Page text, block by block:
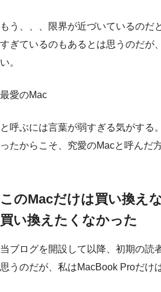
もう、、、限界が近づいているのだ
すぎているのもあるとは思うのだが
い。
最愛のMac
と呼ぶには言葉が弱すぎる気がする
ったからこそ、究愛のMacと呼んだ
このMacだけは買い換え
買い換えたくなかった
当ブログを開設して以降、初期の読
思うのだが、私はMacBook Proだけ